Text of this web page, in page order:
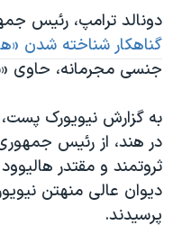
گالری عکس
آرشیو پخش زنده
اعتراضات زن، زندگی،
مجموعه مستندهای
دادگاه حمید نوری
چهل سال گروگان‌گیری
قانون شفافیت دارائی
اعتراضات مردمی آبان ۹۸
دونالد ترامپ، رئیس
گناهکار شناخته شدن
جنسی مجرمانه، حاوی
به گزارش نیویورک
در هند، از رئیس جمهوری
ثروتمند و مقتدر
دیوان عالی منهتن
پرسیدند.